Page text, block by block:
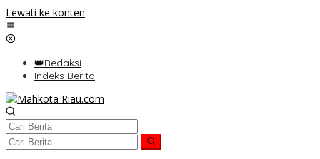
Lewati ke konten
👑Redaksi
Indeks Berita